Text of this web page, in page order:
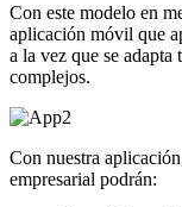
Con este modelo en
aplicación móvil que
a la vez que se
complejos.
Con nuestra
empresarial podrán: